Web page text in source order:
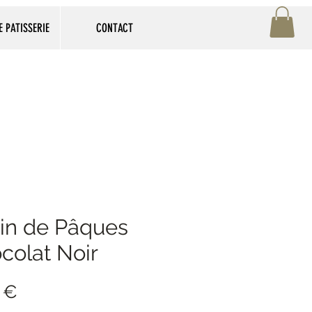
PATISSERIE CONTACT
de Pâques
Noir
€